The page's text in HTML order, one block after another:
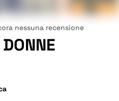
nessuna recensione